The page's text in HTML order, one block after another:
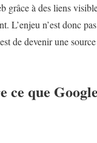
grâce à des liens
L’enjeu n’est donc
de devenir une
ce que